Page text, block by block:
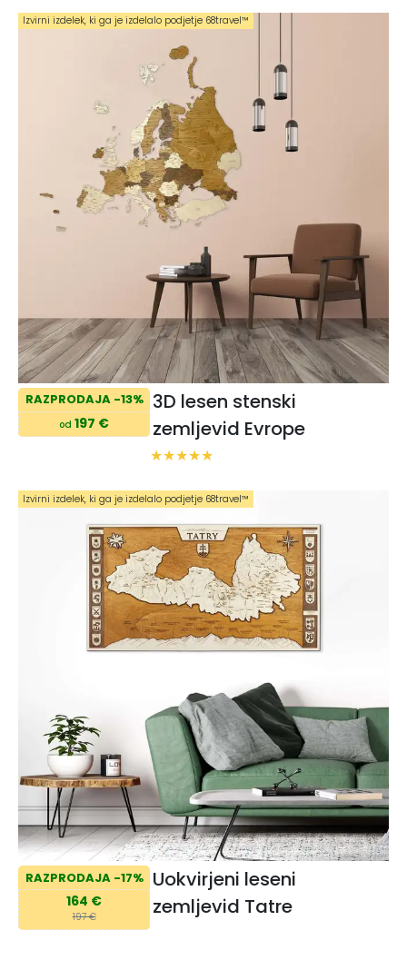
RAZPRODAJA -13%
od 197 €
3D lesen stenski
zemljevid Evrope
Izvirni izdelek, ki ga je izdelalo podjetje 68travel™️
RAZPRODAJA -17%
164 €
197 €
Uokvirjeni leseni
zemljevid Tatre
Izvirni izdelek, ki ga je izdelalo podjetje 68travel™️